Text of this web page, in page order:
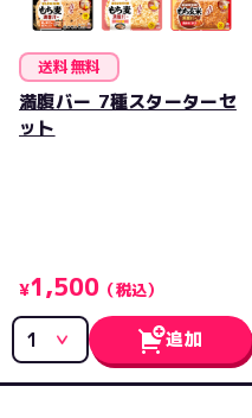
送料無料
満腹バー 7種スターターセ
ット
¥1,500 （税込）
追加